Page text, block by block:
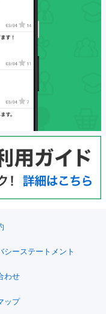
シーステートメント
わせ
ップ